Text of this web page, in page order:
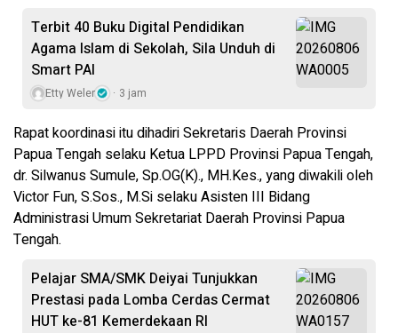
Terbit 40 Buku Digital Pendidikan
Agama Islam di Sekolah, Sila Unduh di
Smart PAI
Etty Weler 3 jam
Rapat koordinasi itu dihadiri Sekretaris Daerah Provinsi
Papua Tengah selaku Ketua LPPD Provinsi Papua Tengah,
dr. Silwanus Sumule, Sp.OG(K)., MH.Kes., yang diwakili oleh
Victor Fun, S.Sos., M.Si selaku Asisten III Bidang
Administrasi Umum Sekretariat Daerah Provinsi Papua
Tengah.
Pelajar SMA/SMK Deiyai Tunjukkan
Prestasi pada Lomba Cerdas Cermat
HUT ke-81 Kemerdekaan RI